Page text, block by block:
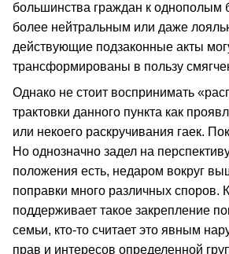
большинства граждан к однополым
более нейтральным или даже
действующие подзаконные акты
трансформированы в пользу
Однако не стоит воспринимать
трактовки данного пункта как
или некоего раскручивания гаек.
Но однозначно задел на
положения есть, недаром вокруг
поправки много различных споров.
поддерживает такое закрепление
семьи, кто-то считает это явным
прав и интересов определенной